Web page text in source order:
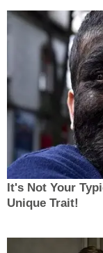
It's Not Your
Unique Trait!